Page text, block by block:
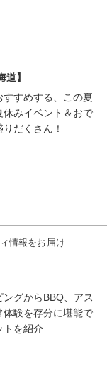
】
すめする、この夏
みイベント＆おで
だくさん！
情報をお届け
グからBBQ、アス
体験を存分に堪能で
トを紹介